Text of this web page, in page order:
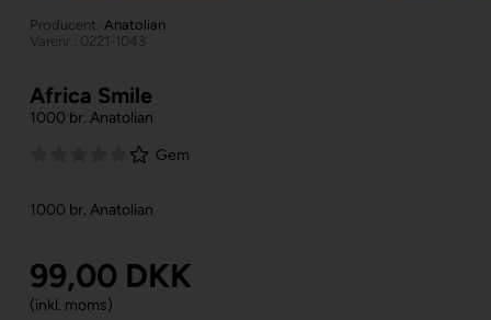
Producent Anatolian
Varenr.: 0221-1043
Africa Smile
1000 br. Anatolian
Gem
1000 br. Anatolian
99,00 DKK
(inkl. moms)